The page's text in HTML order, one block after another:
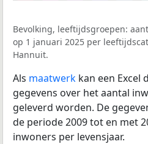
Bevolking, leeftijdsgroepen:
op 1 januari 2025 per
Hannuit.
Als maatwerk kan een Excel
gegevens over het aantal
geleverd worden. De
de periode 2009 tot en met
inwoners per levensjaar.